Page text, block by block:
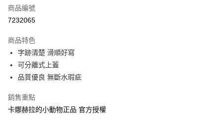
超商取貨付款
Apple Pay
街口支付
AFTEE先享後付
商品編號
7232065
商品特色
字跡清楚 滑順好寫
可分離式上蓋
品質優良 無斷水瑕疵
銷售重點
卡娜赫拉的小動物正品 官方授權